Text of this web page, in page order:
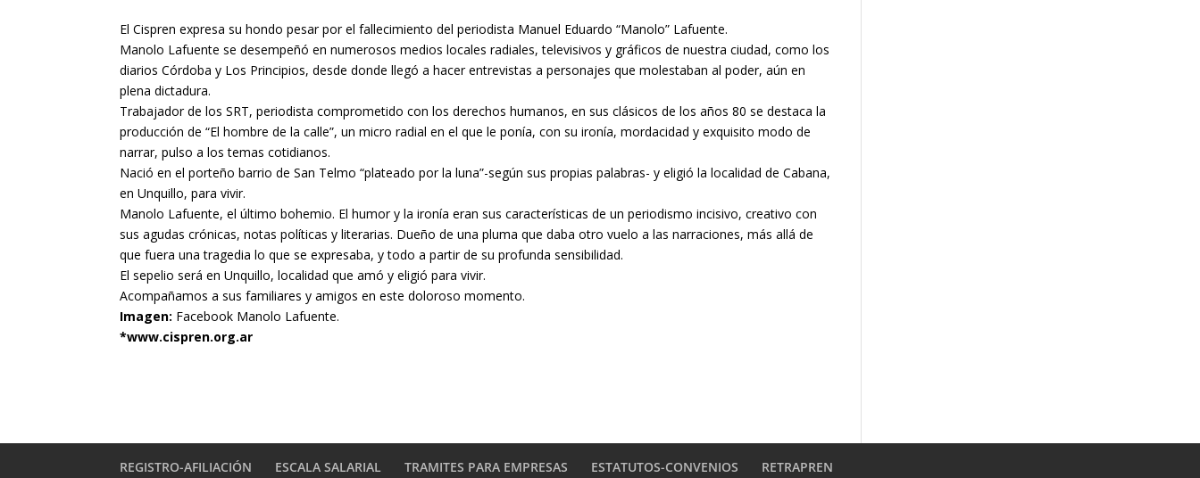
El Cispren expresa su hondo pesar por el fallecimiento del periodista Manuel Eduardo “Manolo” Lafuente.
Manolo Lafuente se desempeñó en numerosos medios locales radiales, televisivos y gráficos de nuestra ciudad, como los
diarios Córdoba y Los Principios, desde donde llegó a hacer entrevistas a personajes que molestaban al poder, aún en
plena dictadura.
Trabajador de los SRT, periodista comprometido con los derechos humanos, en sus clásicos de los años 80 se destaca la
producción de “El hombre de la calle”, un micro radial en el que le ponía, con su ironía, mordacidad y exquisito modo de
narrar, pulso a los temas cotidianos.
Nació en el porteño barrio de San Telmo “plateado por la luna”-según sus propias palabras- y eligió la localidad de Cabana,
en Unquillo, para vivir.
Manolo Lafuente, el último bohemio. El humor y la ironía eran sus características de un periodismo incisivo, creativo con
sus agudas crónicas, notas políticas y literarias. Dueño de una pluma que daba otro vuelo a las narraciones, más allá de
que fuera una tragedia lo que se expresaba, y todo a partir de su profunda sensibilidad.
El sepelio será en Unquillo, localidad que amó y eligió para vivir.
Acompañamos a sus familiares y amigos en este doloroso momento.
Imagen: Facebook Manolo Lafuente.
*www.cispren.org.ar
REGISTRO-AFILIACIÓN ESCALA SALARIAL TRAMITES PARA EMPRESAS ESTATUTOS-CONVENIOS RETRAPREN